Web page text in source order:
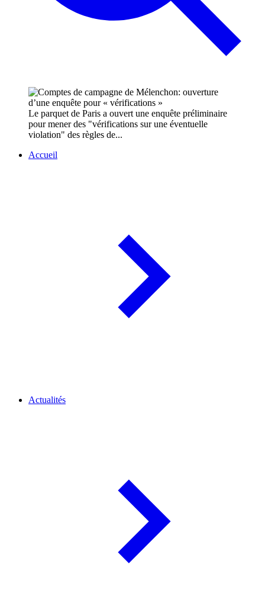
Le parquet de Paris a ouvert une enquête préliminaire
pour mener des "vérifications sur une éventuelle
violation" des règles de...
Accueil
Actualités